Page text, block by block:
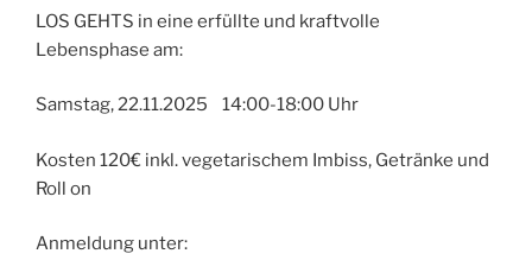
LOS GEHTS in eine erfüllte und kraftvolle
Lebensphase am:
Samstag, 22.11.2025 14:00-18:00 Uhr
Kosten 120€ inkl. vegetarischem Imbiss, Getränke und
Roll on
Anmeldung unter: